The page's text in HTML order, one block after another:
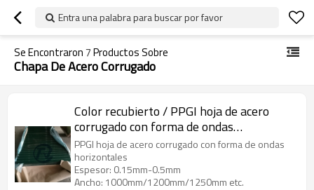
Entra una palabra para buscar por favor
Se Encontraron7Productos Sobre
Chapa De Acero Corrugado
Color recubierto / PPGI hoja de acero
corrugado con forma de ondas
horizontales
PPGI hoja de acero corrugado con forma de ondas
horizontales
Espesor: 0.15mm-0.5mm
Ancho: 1000mm/1200mm/1250mm etc.